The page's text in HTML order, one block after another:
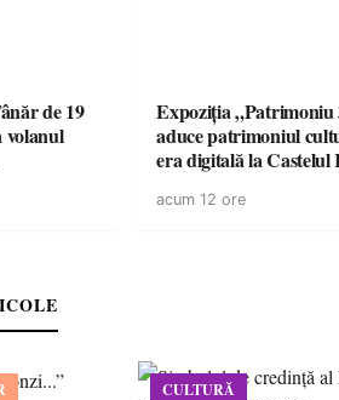
de 19
volanul
Expoziția „Patrimoniu
aduce patrimoniul
era digitală la
acum 12 ore
CULTURĂ